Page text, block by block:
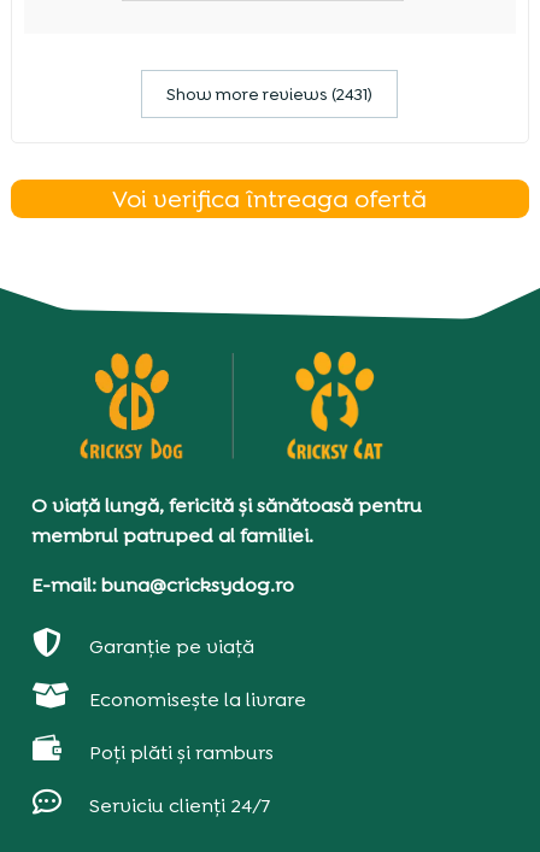
Show more reviews (2431)
Voi verifica întreaga ofertă
O viață lungă, fericită și sănătoasă pentru
membrul patruped al familiei.
E-mail: buna@cricksydog.ro
 Garanție pe viață
 Economisește la livrare
 Poți plăti și ramburs
 Serviciu clienți 24/7